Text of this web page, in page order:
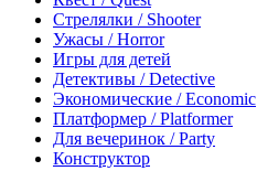
Стрелялки / Shooter
Ужасы / Horror
Игры для детей
Детективы / Detective
Экономические / Economic
Платформер / Platformer
Для вечеринок / Party
Конструктор